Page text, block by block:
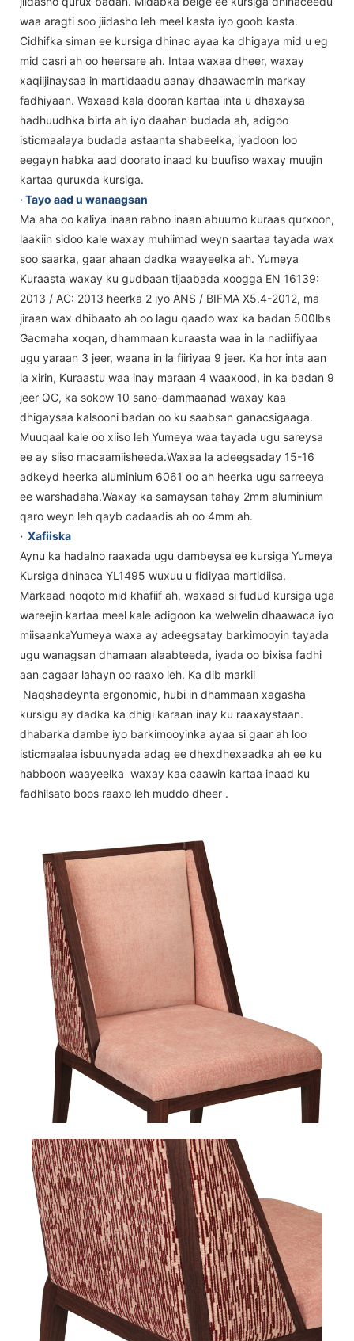
waa aragti soo jiidasho leh meel kasta iyo goob kasta.
Cidhifka siman ee kursiga dhinac ayaa ka dhigaya mid u eg
mid casri ah oo heersare ah. Intaa waxaa dheer, waxay
xaqiijinaysaa in martidaadu aanay dhaawacmin markay
fadhiyaan. Waxaad kala dooran kartaa inta u dhaxaysa
hadhuudhka birta ah iyo daahan budada ah, adigoo
isticmaalaya budada astaanta shabeelka, iyadoon loo
eegayn habka aad doorato inaad ku buufiso waxay muujin
kartaa quruxda kursiga.
· Tayo aad u wanaagsan
Ma aha oo kaliya inaan rabno inaan abuurno kuraas qurxoon,
laakiin sidoo kale waxay muhiimad weyn saartaa tayada wax
soo saarka, gaar ahaan dadka waayeelka ah. Yumeya
Kuraasta waxay ku gudbaan tijaabada xoogga EN 16139:
2013 / AC: 2013 heerka 2 iyo ANS / BIFMA X5.4-2012, ma
jiraan wax dhibaato ah oo lagu qaado wax ka badan 500lbs
Gacmaha xoqan, dhammaan kuraasta waa in la nadiifiyaa
ugu yaraan 3 jeer, waana in la fiiriyaa 9 jeer. Ka hor inta aan
la xirin, Kuraastu waa inay maraan 4 waaxood, in ka badan 9
jeer QC, ka sokow 10 sano-dammaanad waxay kaa
dhigaysaa kalsooni badan oo ku saabsan ganacsigaaga.
Muuqaal kale oo xiiso leh Yumeya waa tayada ugu sareysa
ee ay siiso macaamiisheeda.Waxaa la adeegsaday 15-16
adkeyd heerka aluminium 6061 oo ah heerka ugu sarreeya
ee warshadaha.Waxay ka samaysan tahay 2mm aluminium
qaro weyn leh qayb cadaadis ah oo 4mm ah.
· Xafiiska
Aynu ka hadalno raaxada ugu dambeysa ee kursiga Yumeya
Kursiga dhinaca YL1495 wuxuu u fidiyaa martidiisa.
Markaad noqoto mid khafiif ah, waxaad si fudud kursiga uga
wareejin kartaa meel kale adigoon ka welwelin dhaawaca iyo
miisaankaYumeya waxa ay adeegsatay barkimooyin tayada
ugu wanagsan dhamaan alaabteeda, iyada oo bixisa fadhi
aan cagaar lahayn oo raaxo leh. Ka dib markii
Naqshadeynta ergonomic, hubi in dhammaan xagasha
kursigu ay dadka ka dhigi karaan inay ku raaxaystaan.
dhabarka dambe iyo barkimooyinka ayaa si gaar ah loo
isticmaalaa isbuunyada adag ee dhexdhexaadka ah ee ku
habboon waayeelka waxay kaa caawin kartaa inaad ku
fadhiisato boos raaxo leh muddo dheer .